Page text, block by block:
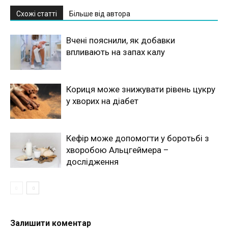
Схожі статті Більше від автора
Вчені пояснили, як добавки
впливають на запах калу
Кориця може знижувати рівень цукру
у хворих на діабет
Кефір може допомогти у боротьбі з
хворобою Альцгеймера –
дослідження
Залишити коментар